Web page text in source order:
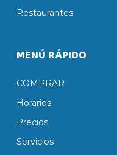
Restaurantes
MENÚ RÁPIDO
COMPRAR
Horarios
Precios
Servicios